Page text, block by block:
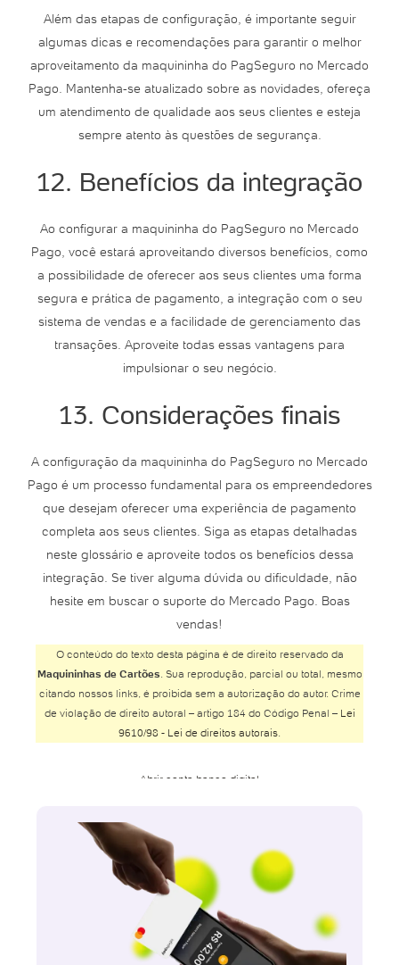
Além das etapas de configuração, é importante seguir
algumas dicas e recomendações para garantir o melhor
aproveitamento da maquininha do PagSeguro no Mercado
Pago. Mantenha-se atualizado sobre as novidades, ofereça
um atendimento de qualidade aos seus clientes e esteja
sempre atento às questões de segurança.
12. Benefícios da integração
Ao configurar a maquininha do PagSeguro no Mercado
Pago, você estará aproveitando diversos benefícios, como
a possibilidade de oferecer aos seus clientes uma forma
segura e prática de pagamento, a integração com o seu
sistema de vendas e a facilidade de gerenciamento das
transações. Aproveite todas essas vantagens para
impulsionar o seu negócio.
13. Considerações finais
A configuração da maquininha do PagSeguro no Mercado
Pago é um processo fundamental para os empreendedores
que desejam oferecer uma experiência de pagamento
completa aos seus clientes. Siga as etapas detalhadas
neste glossário e aproveite todos os benefícios dessa
integração. Se tiver alguma dúvida ou dificuldade, não
hesite em buscar o suporte do Mercado Pago. Boas
vendas!
O conteúdo do texto desta página é de direito reservado da
Maquininhas de Cartões . Sua reprodução, parcial ou total, mesmo
citando nossos links, é proibida sem a autorização do autor. Crime
de violação de direito autoral – artigo 184 do Código Penal – Lei
9610/98 - Lei de direitos autorais
Abrir conta banco digital
Abrir conta Banco Safra
Abrir conta BMG
Abrir conta Bradesco
Abrir conta Bradesco online
Abrir conta Bradesco poupança